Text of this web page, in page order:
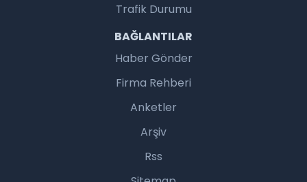
Trafik Durumu
BAĞLANTILAR
Haber Gönder
Firma Rehberi
Anketler
Arşiv
Rss